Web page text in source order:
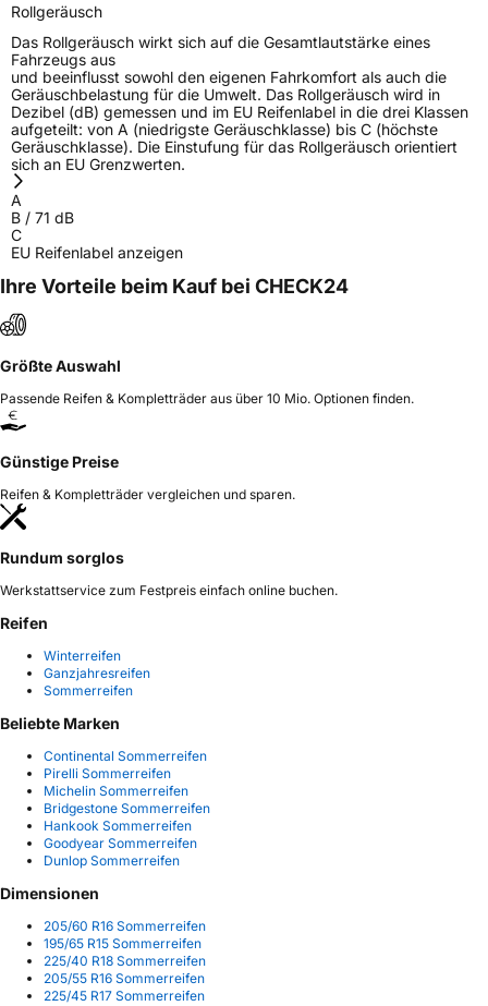
Rollgeräusch
Das Rollgeräusch wirkt sich auf die Gesamtlautstärke eines
Fahrzeugs aus
und beeinflusst sowohl den eigenen Fahrkomfort als auch die
Geräuschbelastung für die Umwelt. Das Rollgeräusch wird in
Dezibel (dB) gemessen und im EU Reifenlabel in die drei Klassen
aufgeteilt: von A (niedrigste Geräuschklasse) bis C (höchste
Geräuschklasse). Die Einstufung für das Rollgeräusch orientiert
sich an EU Grenzwerten.
A
B / 71 dB
C
EU Reifenlabel anzeigen
Ihre Vorteile beim Kauf bei CHECK24
Größte Auswahl
Passende Reifen & Kompletträder aus über 10 Mio. Optionen finden.
Günstige Preise
Reifen & Kompletträder vergleichen und sparen.
Rundum sorglos
Werkstattservice zum Festpreis einfach online buchen.
Reifen
Winterreifen
Ganzjahresreifen
Sommerreifen
Beliebte Marken
Continental Sommerreifen
Pirelli Sommerreifen
Michelin Sommerreifen
Bridgestone Sommerreifen
Hankook Sommerreifen
Goodyear Sommerreifen
Dunlop Sommerreifen
Dimensionen
205/60 R16 Sommerreifen
195/65 R15 Sommerreifen
225/40 R18 Sommerreifen
205/55 R16 Sommerreifen
225/45 R17 Sommerreifen